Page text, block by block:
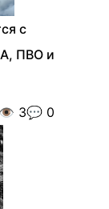
с
ПВО и
👁️ 3💬 0